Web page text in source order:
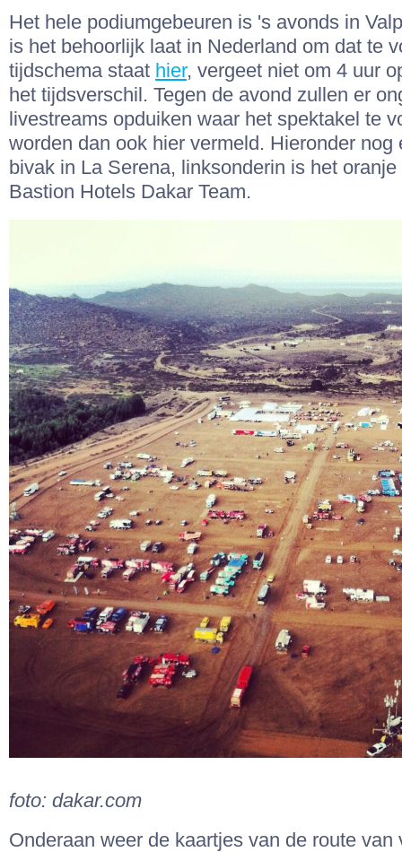
Het hele podiumgebeuren is 's avonds in
is het behoorlijk laat in Nederland om dat te
tijdschema staat hier, vergeet niet om 4 uur
het tijdsverschil. Tegen de avond zullen er
livestreams opduiken waar het spektakel te
worden dan ook hier vermeld. Hieronder nog
bivak in La Serena, linksonderin is het
Bastion Hotels Dakar Team.
foto: dakar.com
Onderaan weer de kaartjes van de route van